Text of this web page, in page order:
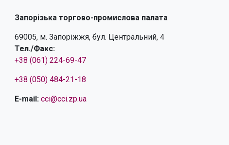
Запорізька торгово-промислова палата
69005, м. Запоріжжя, бул. Центральний, 4
Тел./Факс:
+38 (061) 224-69-47
+38 (050) 484-21-18
E-mail: cci@cci.zp.ua